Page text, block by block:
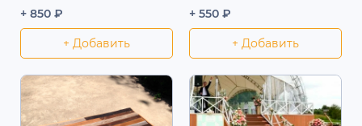
+ 850 ₽
+ Добавить
+ 550 ₽
+ Добавить